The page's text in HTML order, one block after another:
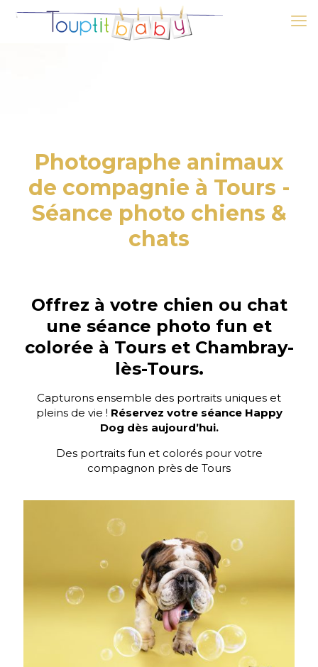
Photographe animaux
de compagnie à Tours -
Séance photo chiens &
chats
Offrez à votre chien ou chat
une séance photo fun et
colorée à Tours et Chambray-
lès-Tours.
Capturons ensemble des portraits uniques et
pleins de vie ! Réservez votre séance Happy
Dog dès aujourd’hui.
Des portraits fun et colorés pour votre
compagnon près de Tours